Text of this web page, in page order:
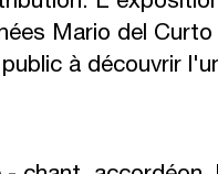
Mario del
à découvrir